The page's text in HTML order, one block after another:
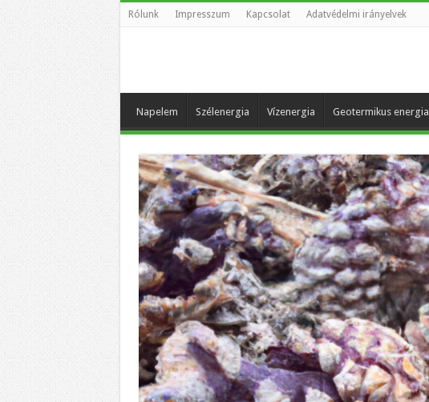
Rólunk Impresszum Kapcsolat Adatvédelmi irányelvek
Napelem Szélenergia Vízenergia Geotermikus energia